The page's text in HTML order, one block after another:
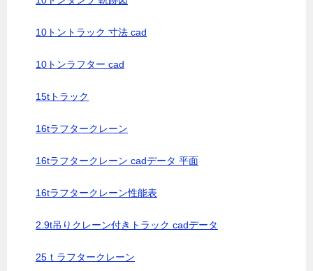
10トントラック 寸法 cad
10トンラフター cad
15tトラック
16tラフタークレーン
16tラフタークレーン cadデータ 平面
16tラフタークレーン性能表
2.9t吊りクレーン付きトラック cadデータ
25ｔラフタークレーン